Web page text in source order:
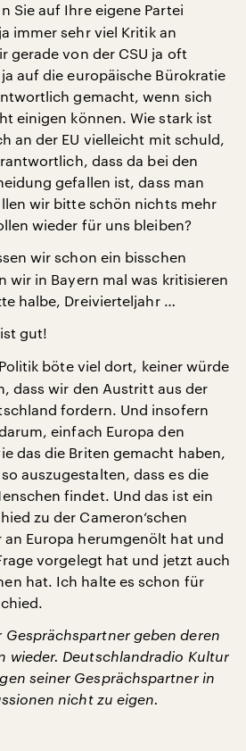
Sie auf Ihre eigene Partei
immer sehr viel Kritik an
gerade von der CSU ja oft
auf die europäische Bürokratie
gemacht, wenn sich
einigen können. Wie stark ist
an der EU vielleicht mit schuld,
dass da bei den
gefallen ist, dass man
wir bitte schön nichts mehr
wieder für uns bleiben?
wir schon ein bisschen
wir in Bayern mal was kritisieren
halbe, Dreivierteljahr …
gut!
böte viel dort, keiner würde
dass wir den Austritt aus der
fordern. Und insofern
einfach Europa den
das die Briten gemacht haben,
auszugestalten, dass es die
findet. Und das ist ein
zu der Cameron‘schen
Europa herumgenölt hat und
vorgelegt hat und jetzt auch
hat. Ich halte es schon für
geben deren
wieder. Deutschlandradio Kultur
seiner Gesprächspartner in
nicht zu eigen.